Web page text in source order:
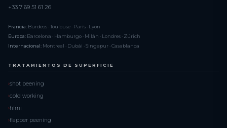
+33 7 69 51 61 26
Francia: Burdeos · Toulouse · París · Lyon
Europa: Barcelona · Hamburgo · Milán · Londres · Zúrich
Internacional: Montreal · Dubái · Singapur · Casablanca
TRATAMIENTOS DE SUPERFICIE
shot peening
cold working
hfmi
flapper peening